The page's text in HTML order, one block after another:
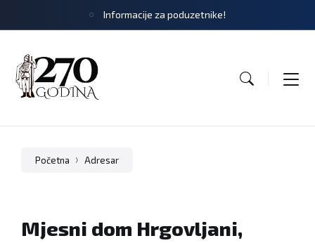
Informacije za poduzetnike!
Početna Adresar
Mjesni dom Hrgovljani,